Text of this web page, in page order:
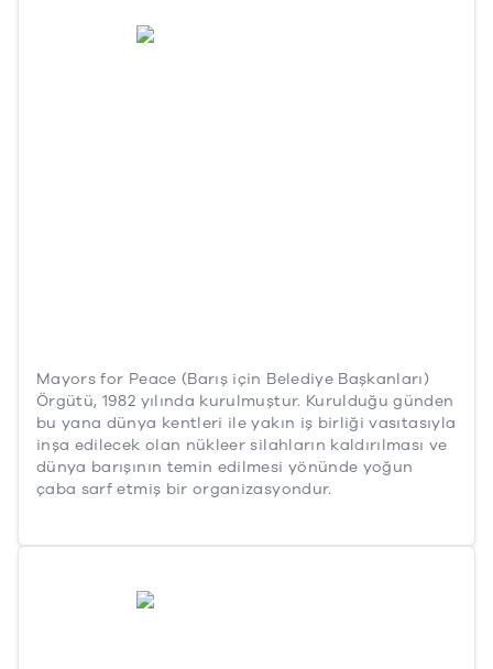
Mayors for Peace (Barış için Belediye Başkanları)
Örgütü, 1982 yılında kurulmuştur. Kurulduğu günden
bu yana dünya kentleri ile yakın iş birliği vasıtasıyla
inşa edilecek olan nükleer silahların kaldırılması ve
dünya barışının temin edilmesi yönünde yoğun
çaba sarf etmiş bir organizasyondur.